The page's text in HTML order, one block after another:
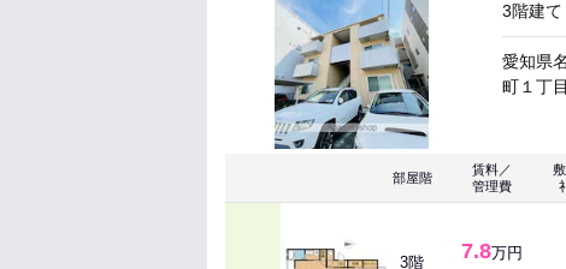
3階建て
愛知県
町１丁目
部屋階
賃料／
管理費
3階 7.8万円